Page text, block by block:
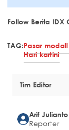
Follow Berita IDX
TAG:Pasar modal
Hari kartini
Tim Editor
Arif Julianto
Reporter